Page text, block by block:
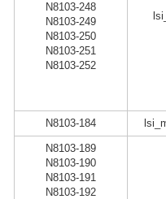
N8103-248
N8103-249
N8103-250
N8103-251
N8103-252
N8103-184
N8103-189
N8103-190
N8103-191
N8103-192